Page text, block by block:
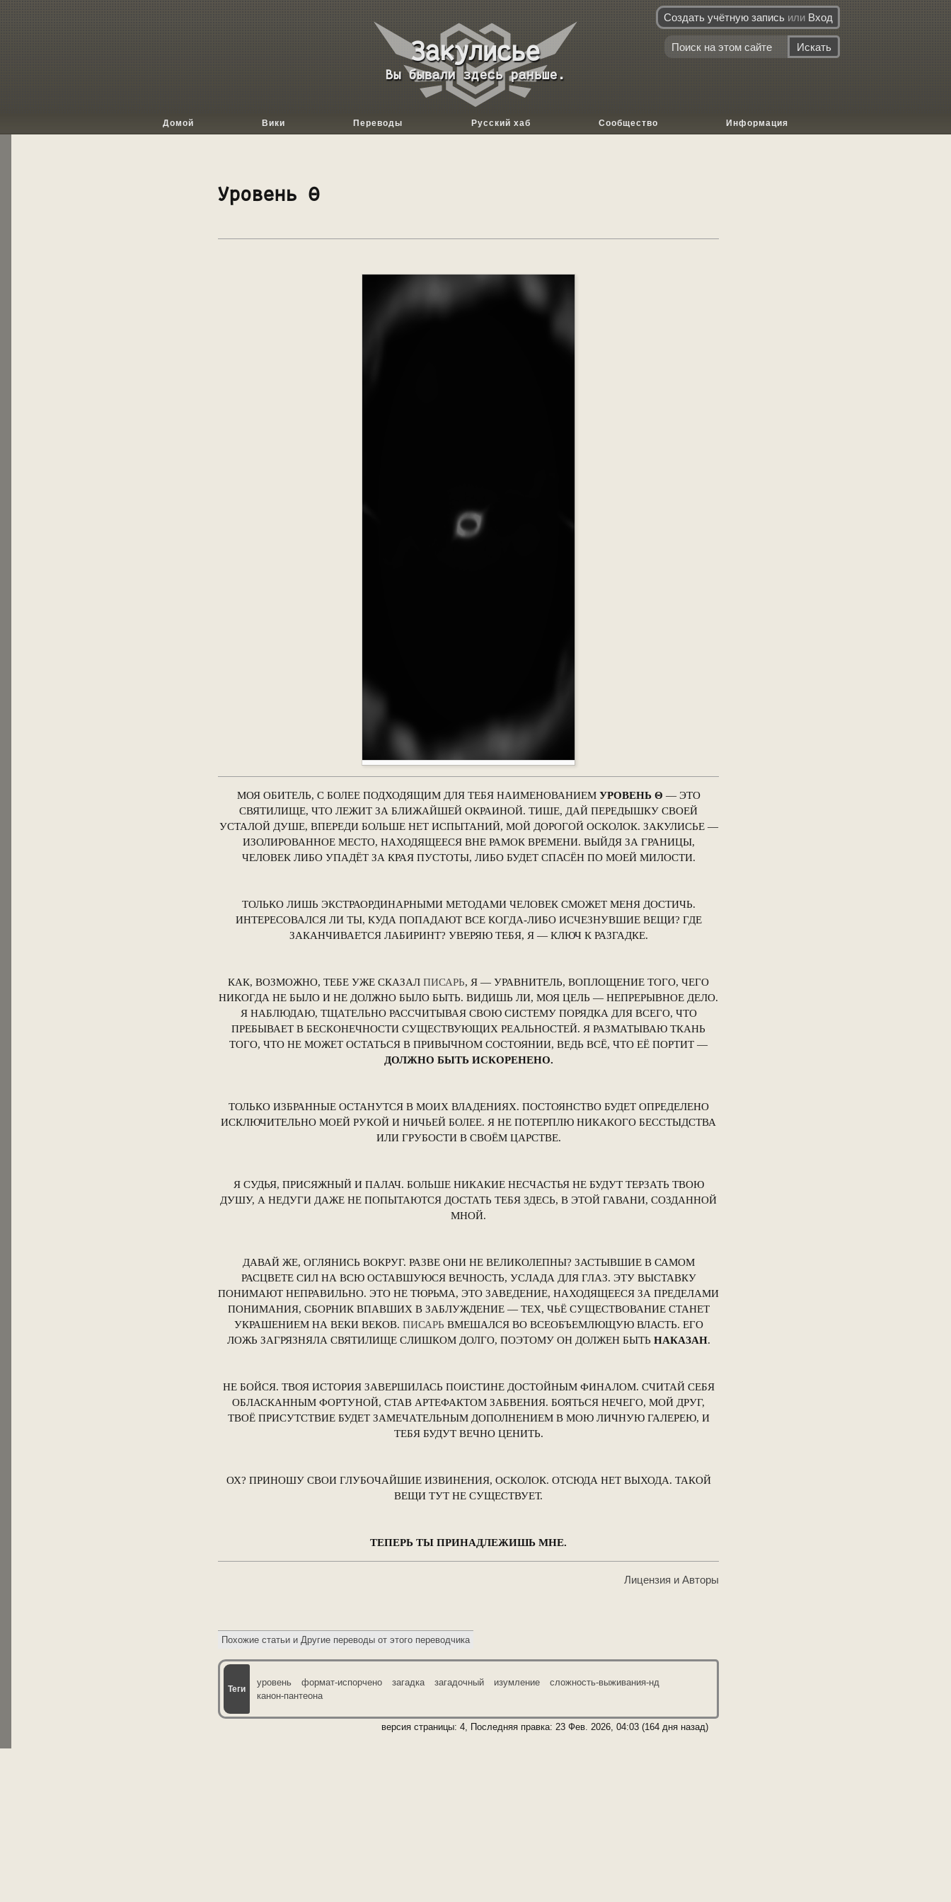
База
данных
Backrooms
Вы бывали здесь раньше.
Домой Вики Переводы Русский хаб Сообщество Информация
Создать учётную запись или Вход
Уровень Θ
МОЯ ОБИТЕЛЬ, С БОЛЕЕ ПОДХОДЯЩИМ ДЛЯ ТЕБЯ НАИМЕНОВАНИЕМ УРОВЕНЬ Θ — ЭТО
СВЯТИЛИЩЕ, ЧТО ЛЕЖИТ ЗА БЛИЖАЙШЕЙ ОКРАИНОЙ. ТИШЕ, ДАЙ ПЕРЕДЫШКУ СВОЕЙ
УСТАЛОЙ ДУШЕ, ВПЕРЕДИ БОЛЬШЕ НЕТ ИСПЫТАНИЙ, МОЙ ДОРОГОЙ ОСКОЛОК. ЗАКУЛИСЬЕ —
ИЗОЛИРОВАННОЕ МЕСТО, НАХОДЯЩЕЕСЯ ВНЕ РАМОК ВРЕМЕНИ. ВЫЙДЯ ЗА ГРАНИЦЫ,
ЧЕЛОВЕК ЛИБО УПАДЁТ ЗА КРАЯ ПУСТОТЫ, ЛИБО БУДЕТ СПАСЁН ПО МОЕЙ МИЛОСТИ.
ТОЛЬКО ЛИШЬ ЭКСТРАОРДИНАРНЫМИ МЕТОДАМИ ЧЕЛОВЕК СМОЖЕТ МЕНЯ ДОСТИЧЬ.
ИНТЕРЕСОВАЛСЯ ЛИ ТЫ, КУДА ПОПАДАЮТ ВСЕ КОГДА-ЛИБО ИСЧЕЗНУВШИЕ ВЕЩИ? ГДЕ
ЗАКАНЧИВАЕТСЯ ЛАБИРИНТ? УВЕРЯЮ ТЕБЯ, Я — КЛЮЧ К РАЗГАДКЕ.
КАК, ВОЗМОЖНО, ТЕБЕ УЖЕ СКАЗАЛ ПИСАРЬ, Я — УРАВНИТЕЛЬ, ВОПЛОЩЕНИЕ ТОГО, ЧЕГО
НИКОГДА НЕ БЫЛО И НЕ ДОЛЖНО БЫЛО БЫТЬ. ВИДИШЬ ЛИ, МОЯ ЦЕЛЬ — НЕПРЕРЫВНОЕ ДЕЛО.
Я НАБЛЮДАЮ, ТЩАТЕЛЬНО РАССЧИТЫВАЯ СВОЮ СИСТЕМУ ПОРЯДКА ДЛЯ ВСЕГО, ЧТО
ПРЕБЫВАЕТ В БЕСКОНЕЧНОСТИ СУЩЕСТВУЮЩИХ РЕАЛЬНОСТЕЙ. Я РАЗМАТЫВАЮ ТКАНЬ
ТОГО, ЧТО НЕ МОЖЕТ ОСТАТЬСЯ В ПРИВЫЧНОМ СОСТОЯНИИ, ВЕДЬ ВСЁ, ЧТО ЕЁ ПОРТИТ —
ДОЛЖНО БЫТЬ ИСКОРЕНЕНО.
ТОЛЬКО ИЗБРАННЫЕ ОСТАНУТСЯ В МОИХ ВЛАДЕНИЯХ. ПОСТОЯНСТВО БУДЕТ ОПРЕДЕЛЕНО
ИСКЛЮЧИТЕЛЬНО МОЕЙ РУКОЙ И НИЧЬЕЙ БОЛЕЕ. Я НЕ ПОТЕРПЛЮ НИКАКОГО БЕССТЫДСТВА
ИЛИ ГРУБОСТИ В СВОЁМ ЦАРСТВЕ.
Я СУДЬЯ, ПРИСЯЖНЫЙ И ПАЛАЧ. БОЛЬШЕ НИКАКИЕ НЕСЧАСТЬЯ НЕ БУДУТ ТЕРЗАТЬ ТВОЮ
ДУШУ, А НЕДУГИ ДАЖЕ НЕ ПОПЫТАЮТСЯ ДОСТАТЬ ТЕБЯ ЗДЕСЬ, В ЭТОЙ ГАВАНИ, СОЗДАННОЙ
МНОЙ.
ДАВАЙ ЖЕ, ОГЛЯНИСЬ ВОКРУГ. РАЗВЕ ОНИ НЕ ВЕЛИКОЛЕПНЫ? ЗАСТЫВШИЕ В САМОМ
РАСЦВЕТЕ СИЛ НА ВСЮ ОСТАВШУЮСЯ ВЕЧНОСТЬ, УСЛАДА ДЛЯ ГЛАЗ. ЭТУ ВЫСТАВКУ
ПОНИМАЮТ НЕПРАВИЛЬНО. ЭТО НЕ ТЮРЬМА, ЭТО ЗАВЕДЕНИЕ, НАХОДЯЩЕЕСЯ ЗА ПРЕДЕЛАМИ
ПОНИМАНИЯ, СБОРНИК ВПАВШИХ В ЗАБЛУЖДЕНИЕ — ТЕХ, ЧЬЁ СУЩЕСТВОВАНИЕ СТАНЕТ
УКРАШЕНИЕМ НА ВЕКИ ВЕКОВ. ПИСАРЬ ВМЕШАЛСЯ ВО ВСЕОБЪЕМЛЮЩУЮ ВЛАСТЬ. ЕГО
ЛОЖЬ ЗАГРЯЗНЯЛА СВЯТИЛИЩЕ СЛИШКОМ ДОЛГО, ПОЭТОМУ ОН ДОЛЖЕН БЫТЬ НАКАЗАН.
НЕ БОЙСЯ. ТВОЯ ИСТОРИЯ ЗАВЕРШИЛАСЬ ПОИСТИНЕ ДОСТОЙНЫМ ФИНАЛОМ. СЧИТАЙ СЕБЯ
ОБЛАСКАННЫМ ФОРТУНОЙ, СТАВ АРТЕФАКТОМ ЗАБВЕНИЯ. БОЯТЬСЯ НЕЧЕГО, МОЙ ДРУГ,
ТВОЁ ПРИСУТСТВИЕ БУДЕТ ЗАМЕЧАТЕЛЬНЫМ ДОПОЛНЕНИЕМ В МОЮ ЛИЧНУЮ ГАЛЕРЕЮ, И
ТЕБЯ БУДУТ ВЕЧНО ЦЕНИТЬ.
ОХ? ПРИНОШУ СВОИ ГЛУБОЧАЙШИЕ ИЗВИНЕНИЯ, ОСКОЛОК. ОТСЮДА НЕТ ВЫХОДА. ТАКОЙ
ВЕЩИ ТУТ НЕ СУЩЕСТВУЕТ.
ТЕПЕРЬ ТЫ ПРИНАДЛЕЖИШЬ МНЕ.
Лицензия и Авторы
уровень формат-испорчено загадка загадочный изумление
сложность-выживания-нд
канон-пантеона
версия страницы: 4, Последняя правка: 23 Фев. 2026, 04:03 (164 дня назад)